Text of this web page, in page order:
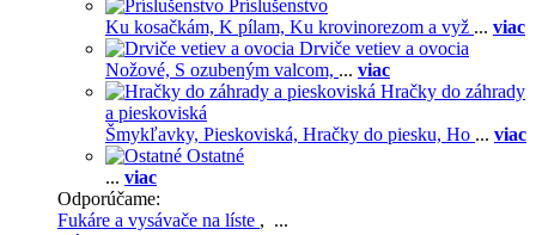
Príslušenstvo
Ku kosačkám, K pílam, Ku krovinorezom a vyž ... viac
Drviče vetiev a ovocia
Nožové, S ozubeným valcom, ... viac
Hračky do záhrady
a pieskoviská
Šmykľavky, Pieskoviská, Hračky do piesku, Ho ... viac
Ostatné
... viac
Odporúčame:
Fukáre a vysávače na líste , ...